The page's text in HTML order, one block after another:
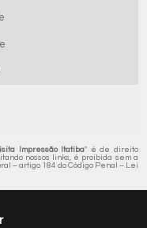
Impressão Itatiba" é de direito
nossos links, é proibida sem a
– artigo 184 do Código Penal – Lei